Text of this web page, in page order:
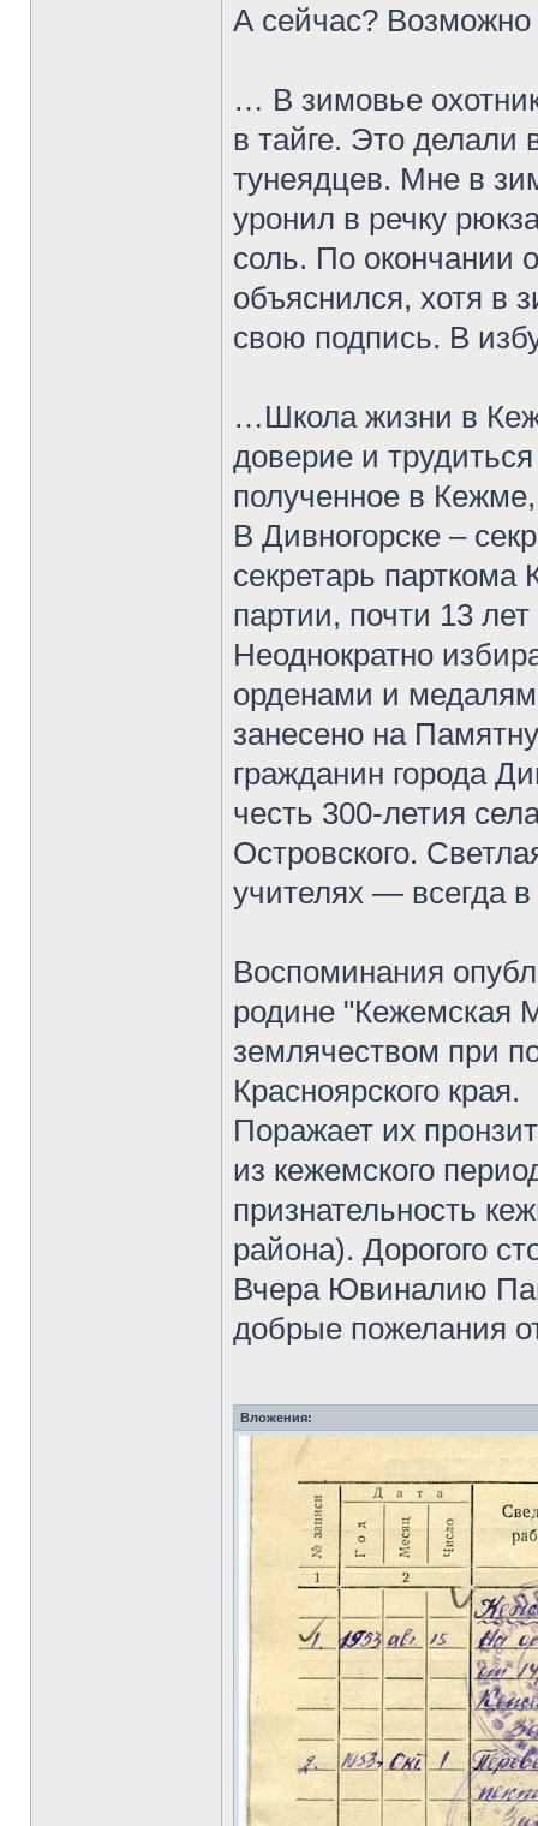
А сейчас?
… В зимовье
в тайге. Это делали
тунеядцев. Мне в
уронил в речку
соль. По окончании
объяснился, хотя в
свою подпись. В
…Школа жизни в
доверие и
полученное в
В Дивногорске –
секретарь парткома
партии, почти 13
Неоднократно
орденами и
занесено на
гражданин города
честь 300-летия
Островского.
учителях — всегда
Воспоминания
родине "Кежемская
землячеством при
Красноярского края.
Поражает их
из кежемского
признательность
района). Дорогого
Вчера Ювиналию
добрые пожелания
Вложения: